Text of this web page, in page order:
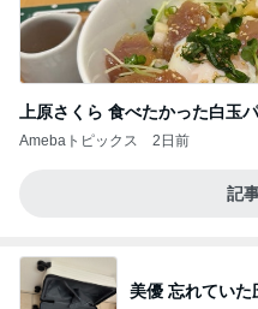
上原さくら 食べたかった白玉
Amebaトピックス 2日前
記
美優 忘れていた